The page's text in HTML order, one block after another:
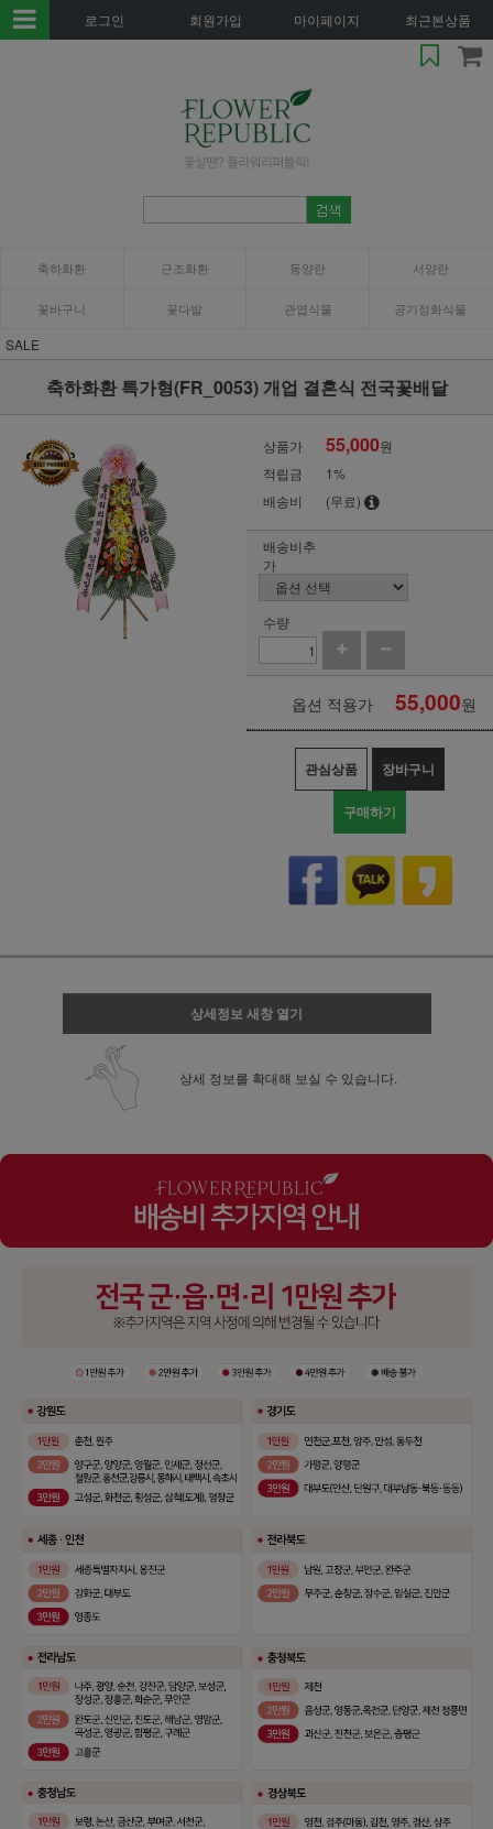
로그인 회원가입 마이페이지 최근본상품
축하화환 근조화환 동양란 서양란
꽃바구니 꽃다발 관엽식물 공기정화식물
SALE
축하화환 특가형(FR_0053) 개업 결혼식 전국꽃배달
상품가 55,000원
적립금
1%
배송비
(무료)
배송비추
가
수량
옵션 적용가 55,000원
관심상품 장바구니
구매하기
상세정보 새창 열기
상세 정보를 확대해 보실 수 있습니다.